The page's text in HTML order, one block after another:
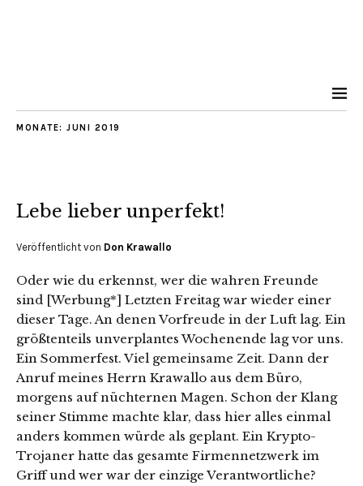
MONATE: JUNI 2019
Lebe lieber unperfekt!
Veröffentlicht von Don Krawallo
Oder wie du erkennst, wer die wahren Freunde
sind [Werbung*] Letzten Freitag war wieder einer
dieser Tage. An denen Vorfreude in der Luft lag. Ein
größtenteils unverplantes Wochenende lag vor uns.
Ein Sommerfest. Viel gemeinsame Zeit. Dann der
Anruf meines Herrn Krawallo aus dem Büro,
morgens auf nüchternen Magen. Schon der Klang
seiner Stimme machte klar, dass hier alles einmal
anders kommen würde als geplant. Ein Krypto-
Trojaner hatte das gesamte Firmennetzwerk im
Griff und wer war der einzige Verantwortliche?